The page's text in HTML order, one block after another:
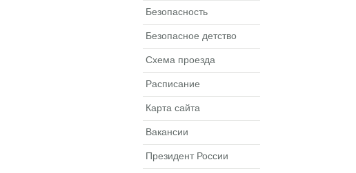
Безопасность
Безопасное детство
Схема проезда
Расписание
Карта сайта
Вакансии
Президент России